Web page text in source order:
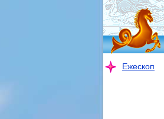
Ежескоп